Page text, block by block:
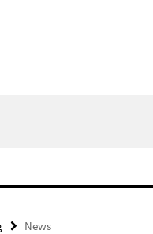
News